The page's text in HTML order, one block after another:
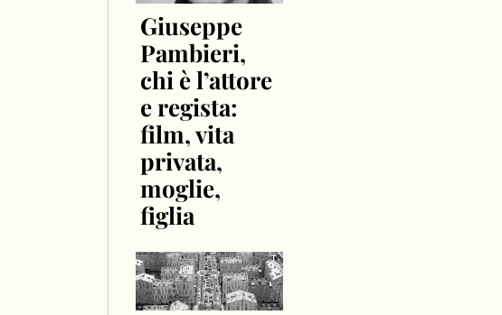
Giuseppe
Pambieri,
chi è l’attore
e regista:
film, vita
privata,
moglie,
figlia